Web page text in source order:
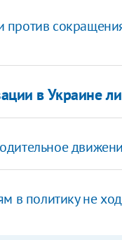
в Украине
в политику не